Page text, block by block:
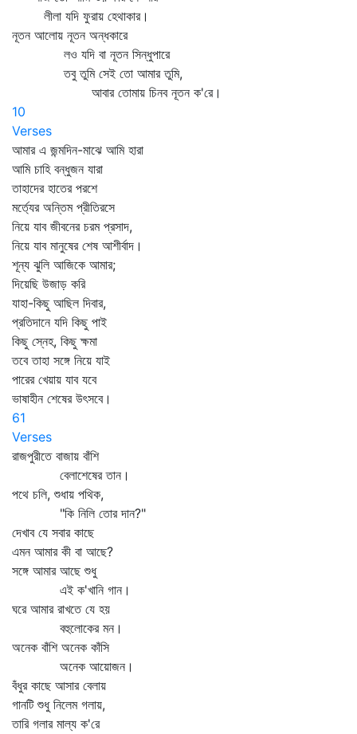
লীলা যদি ফুরায় হেথাকার।
নূতন আলোয় নূতন অন্ধকারে
লও যদি বা নূতন সিন্ধুপারে
তবু তুমি সেই তো আমার তুমি,
আবার তোমায় চিনব নূতন ক'রে।
10
Verses
আমার এ জন্মদিন-মাঝে আমি হারা
আমি চাহি বন্ধুজন যারা
তাহাদের হাতের পরশে
মর্ত্যের অন্তিম প্রীতিরসে
নিয়ে যাব জীবনের চরম প্রসাদ,
নিয়ে যাব মানুষের শেষ আশীর্বাদ।
শূন্য ঝুলি আজিকে আমার;
দিয়েছি উজাড় করি
যাহা-কিছু আছিল দিবার,
প্রতিদানে যদি কিছু পাই
কিছু স্নেহ, কিছু ক্ষমা
তবে তাহা সঙ্গে নিয়ে যাই
পারের খেয়ায় যাব যবে
ভাষাহীন শেষের উৎসবে।
61
Verses
রাজপুরীতে বাজায় বাঁশি
বেলাশেষের তান।
পথে চলি, শুধায় পথিক,
"কি নিলি তোর দান?"
দেখাব যে সবার কাছে
এমন আমার কী বা আছে?
সঙ্গে আমার আছে শুধু
এই ক'খানি গান।
ঘরে আমার রাখতে যে হয়
বহুলোকের মন।
অনেক বাঁশি অনেক কাঁসি
অনেক আয়োজন।
বঁধুর কাছে আসার বেলায়
গানটি শুধু নিলেম গলায়,
তারি গলার মাল্য ক'রে